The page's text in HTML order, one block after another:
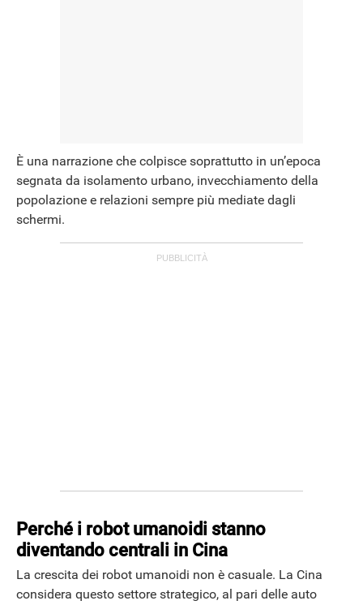
ANDROID
È una narrazione che colpisce soprattutto in un’epoca
segnata da isolamento urbano, invecchiamento della
popolazione e relazioni sempre più mediate dagli
schermi.
Perché i robot umanoidi stanno
diventando centrali in Cina
La crescita dei robot umanoidi non è casuale. La Cina
considera questo settore strategico, al pari delle auto